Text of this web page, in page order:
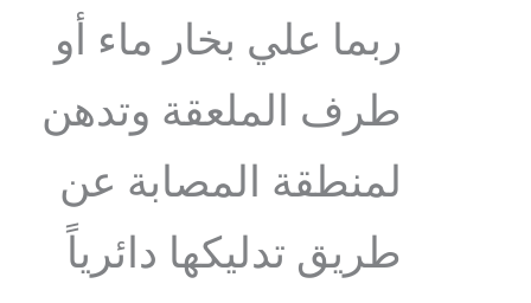
ربما علي بخار ماء أو
طرف الملعقة وتدهن
لمنطقة المصابة عن
طريق تدليكها دائرياً